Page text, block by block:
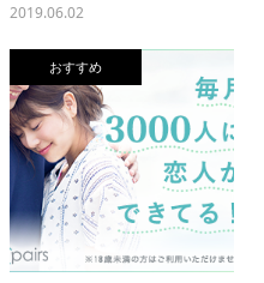
2019.06.02
おすすめ